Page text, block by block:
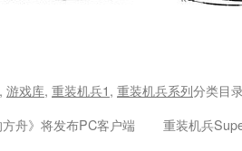
, 游戏库, 重装机兵1, 重装机兵系列分类目
方舟》将发布PC客户端 重装机兵